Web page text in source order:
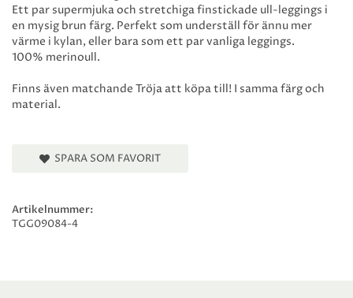
Ett par supermjuka och stretchiga finstickade ull-leggings i
en mysig brun färg. Perfekt som underställ för ännu mer
värme i kylan, eller bara som ett par vanliga leggings.
100% merinoull.
Finns även matchande Tröja att köpa till! I samma färg och
material.
SPARA SOM FAVORIT
Artikelnummer:
TGG09084-4